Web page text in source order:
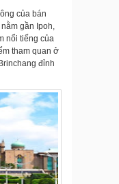
của bán
gần Ipoh,
nổi tiếng của
tham quan ở
đỉnh